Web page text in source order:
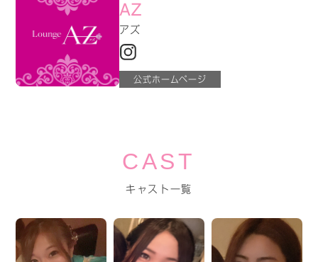
AZ
アズ
公式ホームページ
CAST
キャスト一覧